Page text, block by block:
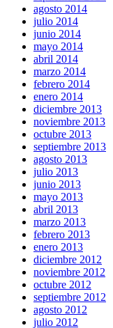
agosto 2014
julio 2014
junio 2014
mayo 2014
abril 2014
marzo 2014
febrero 2014
enero 2014
diciembre 2013
noviembre 2013
octubre 2013
septiembre 2013
agosto 2013
julio 2013
junio 2013
mayo 2013
abril 2013
marzo 2013
febrero 2013
enero 2013
diciembre 2012
noviembre 2012
octubre 2012
septiembre 2012
agosto 2012
julio 2012